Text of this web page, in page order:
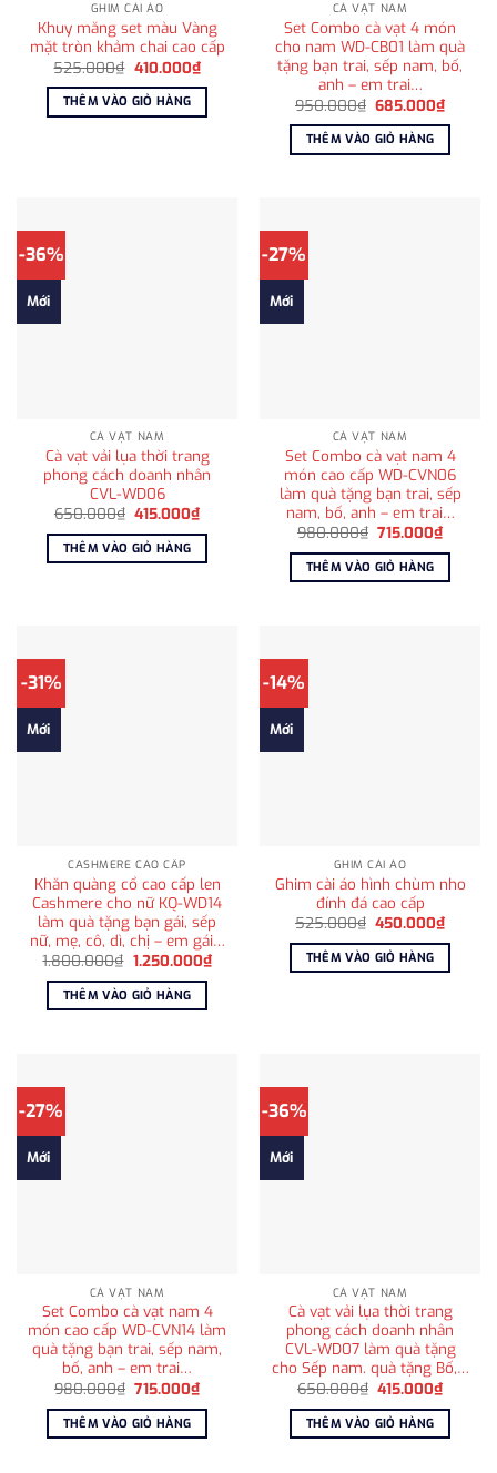
GHIM CÀI ÁO
Khuy măng set màu Vàng
mặt tròn khảm chai cao cấp
525.000₫ Giá
là:
525.000₫.
410.000₫Giá
hiện
tại
410.000₫.
THÊM VÀO GIỎ HÀNG
CÀ VẠT NAM
Set Combo cà vạt 4 món
cho nam WD-CB01 làm quà
tặng bạn trai, sếp nam, bố,
anh – em trai…
950.000₫ Giá
là:
950.000₫.
685.000₫Giá
hiện
tại
THÊM VÀO GIỎ HÀNG
-36%
Mới
CÀ VẠT NAM
Cà vạt vải lụa thời trang
phong cách doanh nhân
CVL-WD06
650.000₫ Giá
là:
650.000₫.
415.000₫Giá
hiện
tại
415.000₫.
THÊM VÀO GIỎ HÀNG
-27%
Mới
CÀ VẠT NAM
Set Combo cà vạt nam 4
món cao cấp WD-CVN06
làm quà tặng bạn trai, sếp
nam, bố, anh – em trai…
980.000₫ Giá
là:
980.000₫.
715.000₫Giá
hiện
tại
THÊM VÀO GIỎ HÀNG
-31%
Mới
CASHMERE CAO CẤP
Khăn quàng cổ cao cấp len
Cashmere cho nữ KQ-WD14
làm quà tặng bạn gái, sếp
nữ, mẹ, cô, dì, chị – em gái…
1.800.000₫ Giá
là:
1.800.000₫.
1.250.000₫Giá
hiện
THÊM VÀO GIỎ HÀNG
-14%
Mới
GHIM CÀI ÁO
Ghim cài áo hình chùm nho
đính đá cao cấp
525.000₫ Giá
là:
525.000₫.
450.000₫Giá
hiện
tại
THÊM VÀO GIỎ HÀNG
-27%
Mới
CÀ VẠT NAM
Set Combo cà vạt nam 4
món cao cấp WD-CVN14 làm
quà tặng bạn trai, sếp nam,
bố, anh – em trai…
980.000₫ Giá
là:
980.000₫.
715.000₫Giá
hiện
tại
715.000₫.
THÊM VÀO GIỎ HÀNG
-36%
Mới
CÀ VẠT NAM
Cà vạt vải lụa thời trang
phong cách doanh nhân
CVL-WD07 làm quà tặng
cho Sếp nam. quà tặng Bố,…
650.000₫ Giá
là:
650.000₫.
415.000₫Giá
hiện
tại
THÊM VÀO GIỎ HÀNG